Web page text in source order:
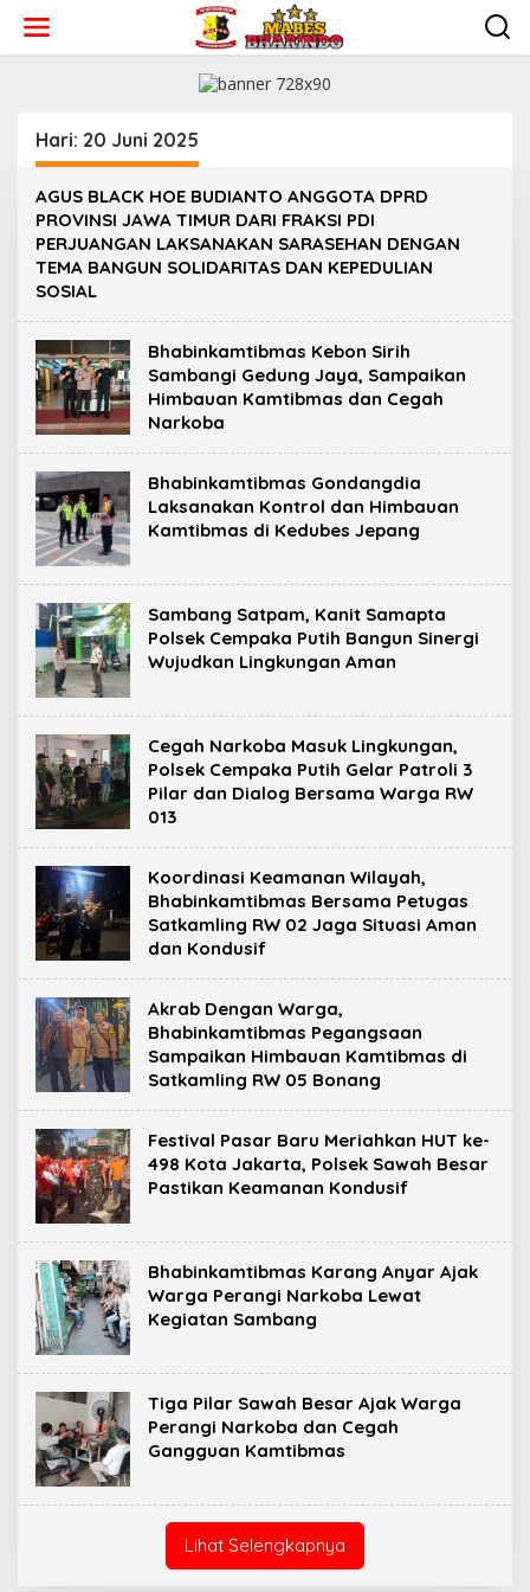
w
Hari: 20 Juni 2025
AGUS BLACK HOE BUDIANTO ANGGOTA DPRD
PROVINSI JAWA TIMUR DARI FRAKSI PDI
PERJUANGAN LAKSANAKAN SARASEHAN DENGAN
TEMA BANGUN SOLIDARITAS DAN KEPEDULIAN
SOSIAL
Bhabinkamtibmas Kebon Sirih
Sambangi Gedung Jaya, Sampaikan
Himbauan Kamtibmas dan Cegah
Narkoba
Bhabinkamtibmas Gondangdia
Laksanakan Kontrol dan Himbauan
Kamtibmas di Kedubes Jepang
Sambang Satpam, Kanit Samapta
Polsek Cempaka Putih Bangun Sinergi
Wujudkan Lingkungan Aman
Cegah Narkoba Masuk Lingkungan,
Polsek Cempaka Putih Gelar Patroli 3
Pilar dan Dialog Bersama Warga RW
013
Koordinasi Keamanan Wilayah,
Bhabinkamtibmas Bersama Petugas
Satkamling RW 02 Jaga Situasi Aman
dan Kondusif
Akrab Dengan Warga,
Bhabinkamtibmas Pegangsaan
Sampaikan Himbauan Kamtibmas di
Satkamling RW 05 Bonang
Festival Pasar Baru Meriahkan HUT ke-
498 Kota Jakarta, Polsek Sawah Besar
Pastikan Keamanan Kondusif
Bhabinkamtibmas Karang Anyar Ajak
Warga Perangi Narkoba Lewat
Kegiatan Sambang
Tiga Pilar Sawah Besar Ajak Warga
Perangi Narkoba dan Cegah
Gangguan Kamtibmas
Lihat Selengkapnya